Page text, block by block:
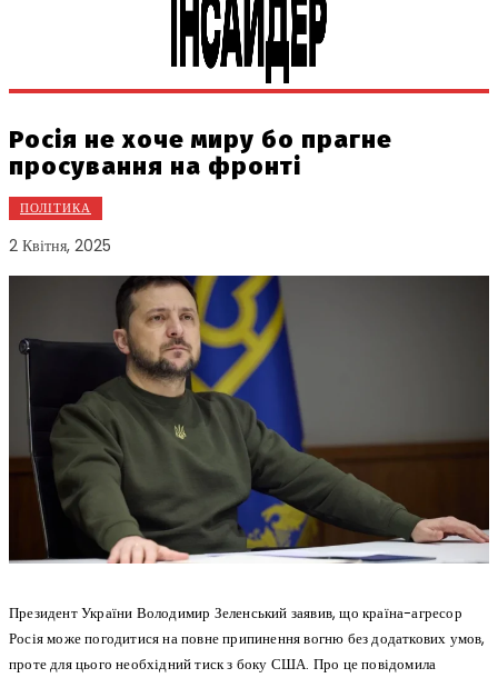
Росія не хоче миру бо прагне
просування на фронті
ПОЛІТИКА
2 Квітня, 2025
Президент України Володимир Зеленський заявив, що країна-агресор
Росія може погодитися на повне припинення вогню без додаткових умов,
проте для цього необхідний тиск з боку США. Про це повідомила